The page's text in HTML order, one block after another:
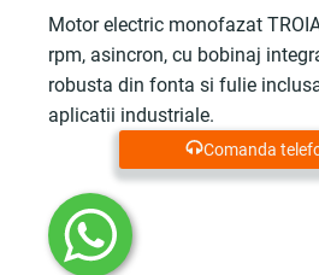
inițial
a
662.50
Motor electric monofazat
rpm, asincron, cu bobinaj
robusta din fonta si fulie
aplicatii industriale.
Comanda